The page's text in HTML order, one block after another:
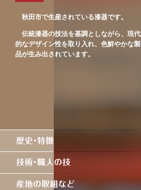
秋田市で生産されている漆器です。
伝統漆器の技法を基調としながら、現代
的なデザイン性を取り入れ、色鮮やかな製
品が生み出されています。